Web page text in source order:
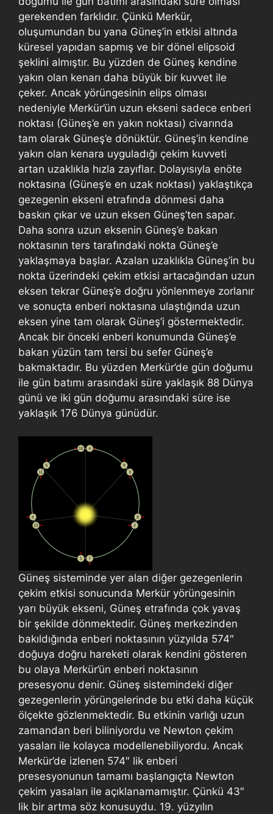
gerekenden farklıdır. Çünkü Merkür,
oluşumundan bu yana Güneş’in etkisi altında
küresel yapıdan sapmış ve bir dönel elipsoid
şeklini almıştır. Bu yüzden de Güneş kendine
yakın olan kenarı daha büyük bir kuvvet ile
çeker. Ancak yörüngesinin elips olması
nedeniyle Merkür’ün uzun ekseni sadece enberi
noktası (Güneş’e en yakın noktası) civarında
tam olarak Güneş’e dönüktür. Güneş’in kendine
yakın olan kenara uyguladığı çekim kuvveti
artan uzaklıkla hızla zayıflar. Dolayısıyla enöte
noktasına (Güneş’e en uzak noktası) yaklaştıkça
gezegenin ekseni etrafında dönmesi daha
baskın çıkar ve uzun eksen Güneş’ten sapar.
Daha sonra uzun eksenin Güneş’e bakan
noktasının ters tarafındaki nokta Güneş’e
yaklaşmaya başlar. Azalan uzaklıkla Güneş’in bu
nokta üzerindeki çekim etkisi artacağından uzun
eksen tekrar Güneş’e doğru yönlenmeye zorlanır
ve sonuçta enberi noktasına ulaştığında uzun
eksen yine tam olarak Güneş’i göstermektedir.
Ancak bir önceki enberi konumunda Güneş’e
bakan yüzün tam tersi bu sefer Güneş’e
bakmaktadır. Bu yüzden Merkür’de gün doğumu
ile gün batımı arasındaki süre yaklaşık 88 Dünya
günü ve iki gün doğumu arasındaki süre ise
yaklaşık 176 Dünya günüdür.
Güneş sisteminde yer alan diğer gezegenlerin
çekim etkisi sonucunda Merkür yörüngesinin
yarı büyük ekseni, Güneş etrafında çok yavaş
bir şekilde dönmektedir. Güneş merkezinden
bakıldığında enberi noktasının yüzyılda 574″
doğuya doğru hareketi olarak kendini gösteren
bu olaya Merkür’ün enberi noktasının
presesyonu denir. Güneş sistemindeki diğer
gezegenlerin yörüngelerinde bu etki daha küçük
ölçekte gözlenmektedir. Bu etkinin varlığı uzun
zamandan beri biliniyordu ve Newton çekim
yasaları ile kolayca modellenebiliyordu. Ancak
Merkür’de izlenen 574″ lik enberi
presesyonunun tamamı başlangıçta Newton
çekim yasaları ile açıklanamamıştır. Çünkü 43″
lik bir artma söz konusuydu. 19. yüzyılın